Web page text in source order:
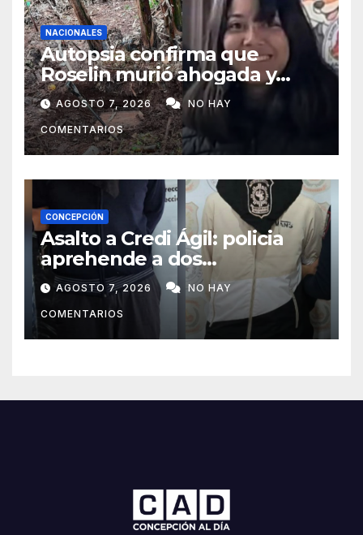
NACIONALES
Autopsia confirma que
Roselin murió ahogada y
luego sufrió una violenta
mutilación
AGOSTO 7, 2026 NO HAY
COMENTARIOS
CONCEPCIÓN
Asalto a Credi Ágil: policia
aprehende a dos
sospechosos e incauta
evidencias en Concepción
AGOSTO 7, 2026 NO HAY
COMENTARIOS